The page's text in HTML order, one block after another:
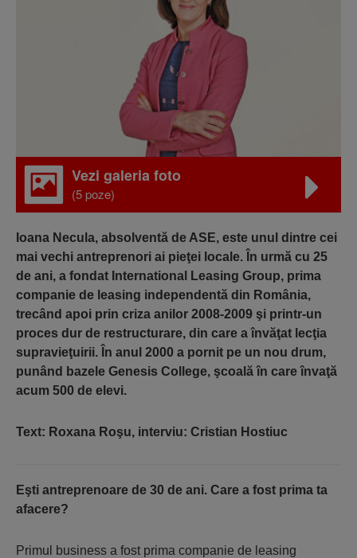
Vezi galeria foto
(5 poze)
Ioana Necula, absolventă de ASE, este unul dintre cei
mai vechi antreprenori ai pieţei locale. În urmă cu 25
de ani, a fondat International Leasing Group, prima
companie de leasing independentă din România,
trecând apoi prin criza anilor 2008-2009 şi printr-un
proces dur de restructurare, din care a învăţat lecţia
supravieţuirii. În anul 2000 a pornit pe un nou drum,
punând bazele Genesis College, şcoală în care învaţă
acum 500 de elevi.
Text: Roxana Roşu, interviu: Cristian Hostiuc
Eşti antreprenoare de 30 de ani. Care a fost prima ta
afacere?
Primul business a fost prima companie de leasing